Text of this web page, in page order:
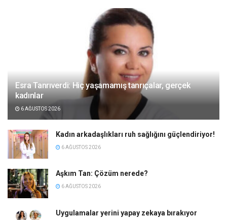
Esra Tanrıverdi: Hiç yaşamamış tanrıçalar, gerçek
kadınlar
6 AĞUSTOS 2026
Kadın arkadaşlıkları ruh sağlığını güçlendiriyor!
6 AĞUSTOS 2026
Aşkım Tan: Çözüm nerede?
6 AĞUSTOS 2026
Uygulamalar yerini yapay zekaya bırakıyor